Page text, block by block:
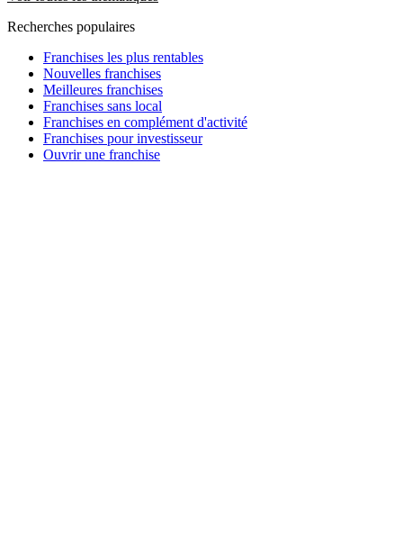
Recherches populaires
Franchises les plus rentables
Nouvelles franchises
Meilleures franchises
Franchises sans local
Franchises en complément d'activité
Franchises pour investisseur
Ouvrir une franchise